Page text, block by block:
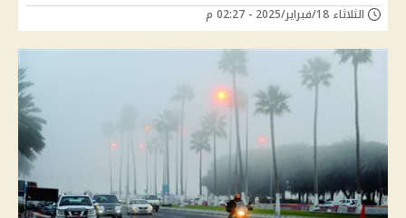
الثلاثاء 18/فبراير/2025 - 02:27 م